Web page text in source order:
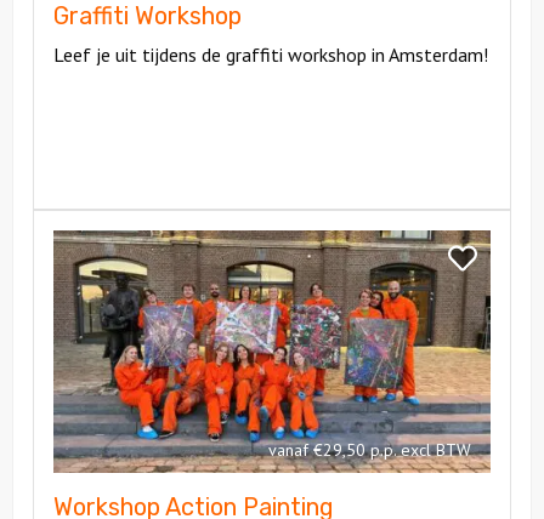
Graffiti Workshop
Leef je uit tijdens de graffiti workshop in Amsterdam!
Bekijk
Workshop
Action
Painting
vanaf €29,50 p.p. excl BTW
Workshop Action Painting
Bekijk
Workshop
Action
Painting